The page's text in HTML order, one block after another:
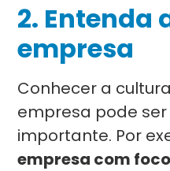
2. Entenda
empresa
Conhecer a
empresa pode
importante. Por
empresa com